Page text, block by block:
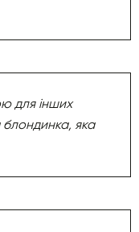
для інших
блондинка, яка